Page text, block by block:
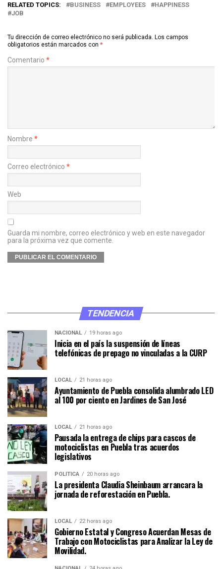
RELATED TOPICS: BUSINESS EMPLOYEES
HAPPINESS
JOB
Tu dirección de correo electrónico no será publicada. Los campos
obligatorios están marcados con *
Comentario *
Nombre *
Correo electrónico *
Web
Guarda mi nombre, correo electrónico y web en este navegador
para la próxima vez que comente.
TENDENCIA
NACIONAL 19 horas ago
Inicia en el país la suspensión de líneas
telefónicas de prepago no vinculadas a la CURP
LOCAL 21 horas ago
Ayuntamiento de Puebla consolida alumbrado LED
al 100 por ciento en Jardines de San José
LOCAL 21 horas ago
Pausada la entrega de chips para cascos de
motociclistas en Puebla tras acuerdos
legislativos
POLÍTICA 20 horas ago
La presidenta Claudia Sheinbaum arrancara la
jornada de reforestación en Puebla.
LOCAL 22 horas ago
Gobierno Estatal y Congreso Acuerdan Mesas de
Trabajo con Motociclistas para Analizar la Ley de
Movilidad.